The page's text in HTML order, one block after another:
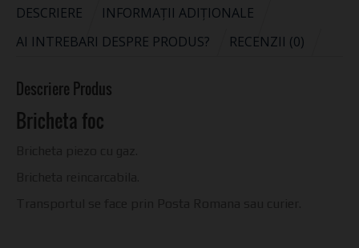
DESCRIERE
INFORMAȚII ADIȚIONALE
AI INTREBARI DESPRE PRODUS?
RECENZII (0)
Descriere Produs
Bricheta foc